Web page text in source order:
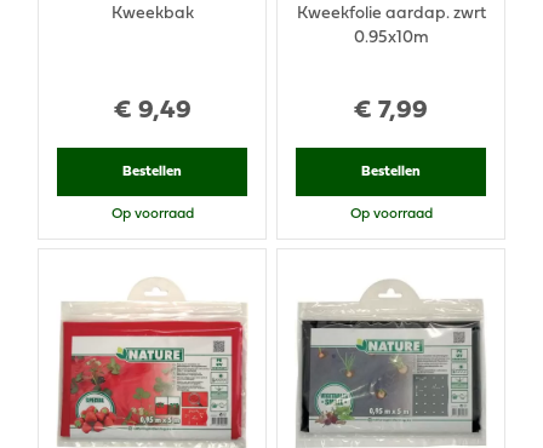
€ 9,49
Kweekbak
Bestellen
Op voorraad
€ 7,99
Kweekfolie aardap. zwrt
0.95x10m
Bestellen
Op voorraad